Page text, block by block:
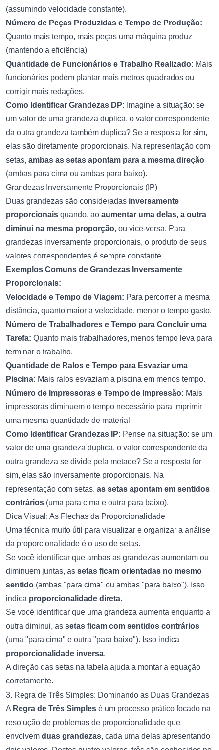
(assumindo velocidade constante).
Número de Peças Produzidas e Tempo de Produção:
Quanto mais tempo, mais peças uma máquina produz
(mantendo a eficiência).
Quantidade de Funcionários e Trabalho Realizado: Mais
funcionários podem plantar mais metros quadrados ou
corrigir mais redações.
Como Identificar Grandezas DP: Imagine a situação: se
um valor de uma grandeza duplica, o valor correspondente
da outra grandeza também duplica? Se a resposta for sim,
elas são diretamente proporcionais. Na representação com
setas, ambas as setas apontam para a mesma direção
(ambas para cima ou ambas para baixo).
Grandezas Inversamente Proporcionais (IP)
Duas grandezas são consideradas inversamente
proporcionais quando, ao aumentar uma delas, a outra
diminui na mesma proporção, ou vice-versa. Para
grandezas inversamente proporcionais, o produto de seus
valores correspondentes é sempre constante.
Exemplos Comuns de Grandezas Inversamente
Proporcionais:
Velocidade e Tempo de Viagem: Para percorrer a mesma
distância, quanto maior a velocidade, menor o tempo gasto.
Número de Trabalhadores e Tempo para Concluir uma
Tarefa: Quanto mais trabalhadores, menos tempo leva para
terminar o trabalho.
Quantidade de Ralos e Tempo para Esvaziar uma
Piscina: Mais ralos esvaziam a piscina em menos tempo.
Número de Impressoras e Tempo de Impressão: Mais
impressoras diminuem o tempo necessário para imprimir
uma mesma quantidade de material.
Como Identificar Grandezas IP: Pense na situação: se um
valor de uma grandeza duplica, o valor correspondente da
outra grandeza se divide pela metade? Se a resposta for
sim, elas são inversamente proporcionais. Na
representação com setas, as setas apontam em sentidos
contrários (uma para cima e outra para baixo).
Dica Visual: As Flechas da Proporcionalidade
Uma técnica muito útil para visualizar e organizar a análise
da proporcionalidade é o uso de setas.
Se você identificar que ambas as grandezas aumentam ou
diminuem juntas, as setas ficam orientadas no mesmo
sentido (ambas "para cima" ou ambas "para baixo"). Isso
indica proporcionalidade direta.
Se você identificar que uma grandeza aumenta enquanto a
outra diminui, as setas ficam com sentidos contrários
(uma "para cima" e outra "para baixo"). Isso indica
proporcionalidade inversa.
A direção das setas na tabela ajuda a montar a equação
corretamente.
3. Regra de Três Simples: Dominando as Duas Grandezas
A Regra de Três Simples é um processo prático focado na
resolução de problemas de proporcionalidade que
envolvem duas grandezas, cada uma delas apresentando